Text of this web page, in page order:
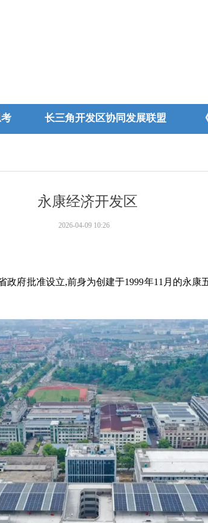
长三角开发区协同发展联盟
永康经济开发区
政府批准设立,前身为创建于1999年11月的永康
2026-04-09 10:26